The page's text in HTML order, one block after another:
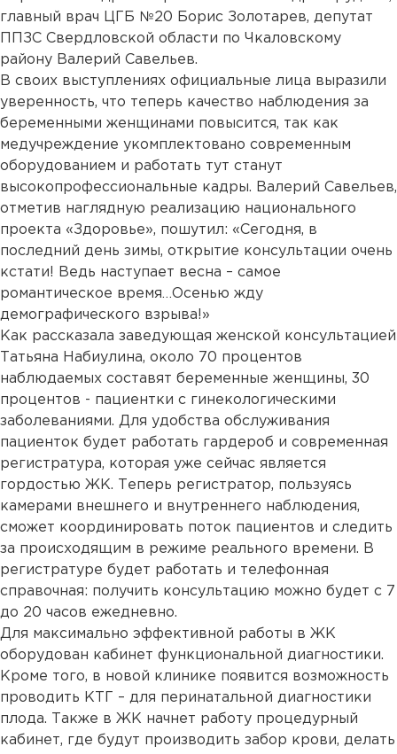
главный врач ЦГБ №20 Борис Золотарев, депутат
ППЗС Свердловской области по Чкаловскому
району Валерий Савельев.
В своих выступлениях официальные лица выразили
уверенность, что теперь качество наблюдения за
беременными женщинами повысится, так как
медучреждение укомплектовано современным
оборудованием и работать тут станут
высокопрофессиональные кадры. Валерий Савельев,
отметив наглядную реализацию национального
проекта «Здоровье», пошутил: «Сегодня, в
последний день зимы, открытие консультации очень
кстати! Ведь наступает весна – самое
романтическое время…Осенью жду
демографического взрыва!»
Как рассказала заведующая женской консультацией
Татьяна Набиулина, около 70 процентов
наблюдаемых составят беременные женщины, 30
процентов - пациентки с гинекологическими
заболеваниями. Для удобства обслуживания
пациенток будет работать гардероб и современная
регистратура, которая уже сейчас является
гордостью ЖК. Теперь регистратор, пользуясь
камерами внешнего и внутреннего наблюдения,
сможет координировать поток пациентов и следить
за происходящим в режиме реального времени. В
регистратуре будет работать и телефонная
справочная: получить консультацию можно будет с 7
до 20 часов ежедневно.
Для максимально эффективной работы в ЖК
оборудован кабинет функциональной диагностики.
Кроме того, в новой клинике появится возможность
проводить КТГ – для перинатальной диагностики
плода. Также в ЖК начнет работу процедурный
кабинет, где будут производить забор крови, делать